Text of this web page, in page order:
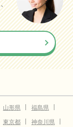
山形県
福島県
東京都
神奈川県